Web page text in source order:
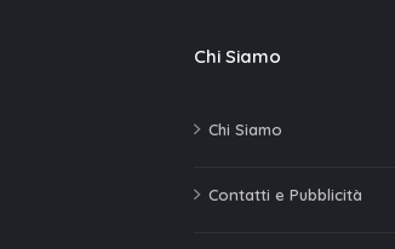
Chi Siamo
Chi Siamo
Contatti e Pubblicità